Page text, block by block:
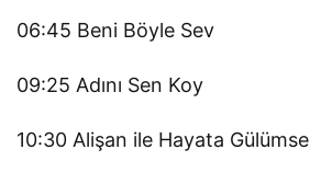
06:45 Beni Böyle Sev
09:25 Adını Sen Koy
10:30 Alişan ile Hayata Gülümse